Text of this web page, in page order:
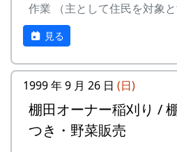
ある都会の若者が、棚田で田
に管理してもらい、収穫を楽
姿を想像して詩を書きました
相棒の“うらめしあ”が曲をつ
のとある棚田コンサート（
ブする企画）でみんなで歌っ
す。（ポン四郎）
9
⻩⾦の海
10
11
帰郷〜2000〜9⽉吉
⽇
12 帰郷
13
僕は棚⽥の中にいる
作業 （主として住民を対象と
見る
1999 年 9 月 26 日 (日)
棚田オーナー稲刈り /
つき・野菜販売